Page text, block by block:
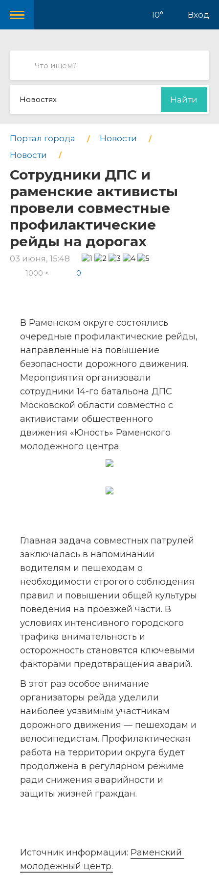
10° Вход
Новостях Найти
Портал города
Новости
Новости
Сотрудники ДПС и
раменские активисты
провели совместные
профилактические
рейды на дорогах
03 июня, 15:48
1000 < 0
В Раменском округе состоялись
очередные профилактические рейды,
направленные на повышение
безопасности дорожного движения.
Мероприятия организовали
сотрудники 14-го батальона ДПС
Московской области совместно с
активистами общественного
движения «Юность» Раменского
молодежного центра.
Главная задача совместных патрулей
заключалась в напоминании
водителям и пешеходам о
необходимости строгого соблюдения
правил и повышении общей культуры
поведения на проезжей части. В
условиях интенсивного городского
трафика внимательность и
осторожность становятся ключевыми
факторами предотвращения аварий.
В этот раз особое внимание
организаторы рейда уделили
наиболее уязвимым участникам
дорожного движения — пешеходам и
велосипедистам. Профилактическая
работа на территории округа будет
продолжена в регулярном режиме
ради снижения аварийности и
защиты жизней граждан.
Источник информации: Раменский
молодежный центр.